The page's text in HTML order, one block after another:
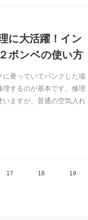
に大活躍！イン
ボンベの使い方
に乗っていてパンクした場
するのが基本です。修理
ますが、普通の空気入れ
17 18 19